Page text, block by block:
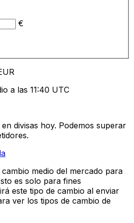
€
a las 11:40 UTC
divisas hoy. Podemos superar
medio del mercado para
es solo para fines
este tipo de cambio al enviar
ver los tipos de cambio de